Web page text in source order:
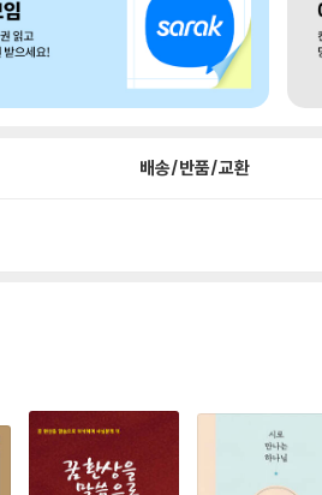
배송/반품/교환